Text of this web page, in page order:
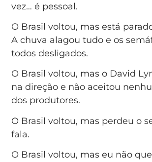
vez… é pessoal.
O Brasil voltou, mas está
A chuva alagou tudo e os
todos desligados.
O Brasil voltou, mas o David
na direção e não aceitou
dos produtores.
O Brasil voltou, mas perdeu o
fala.
O Brasil voltou, mas eu não